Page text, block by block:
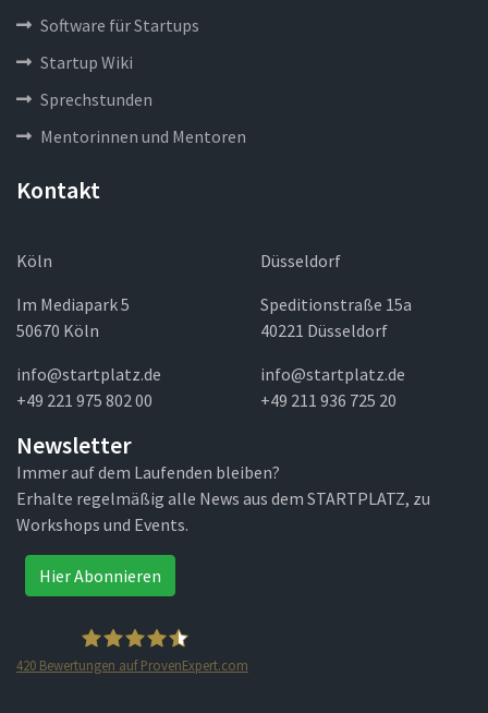
Software für Startups
Startup Wiki
Sprechstunden
Mentorinnen und Mentoren
Kontakt
Köln
Im Mediapark 5
50670 Köln
info@startplatz.de
+49 221 975 802 00
Düsseldorf
Speditionstraße 15a
40221 Düsseldorf
info@startplatz.de
+49 211 936 725 20
Newsletter
Immer auf dem Laufenden bleiben?
Erhalte regelmäßig alle News aus dem STARTPLATZ, zu
Workshops und Events.
Hier Abonnieren
420 Bewertungen auf ProvenExpert.com